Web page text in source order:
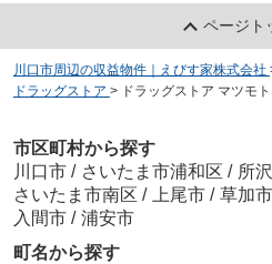
ページト
川口市周辺の収益物件｜えびす家株式会社
ドラッグストア > ドラッグストア マツモ
市区町村から探す
川口市 / さいたま市浦和区 / 所
さいたま市南区 / 上尾市 / 草加市
入間市 / 浦安市
町名から探す